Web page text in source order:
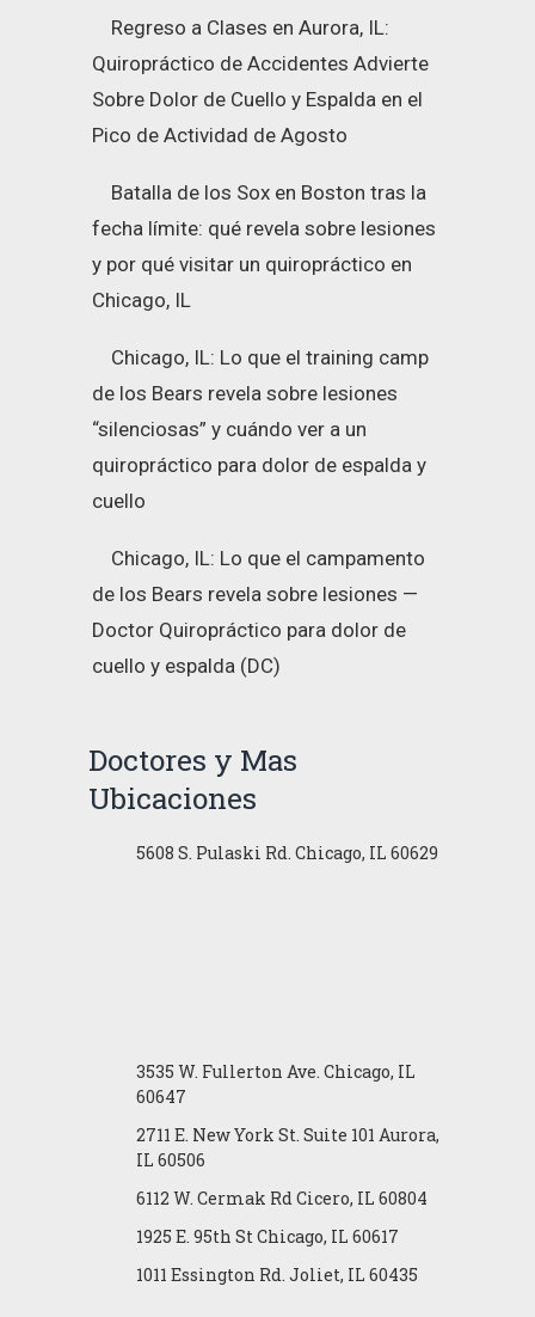
Regreso a Clases en Aurora, IL:
Quiropráctico de Accidentes Advierte
Sobre Dolor de Cuello y Espalda en el
Pico de Actividad de Agosto
Batalla de los Sox en Boston tras la
fecha límite: qué revela sobre lesiones
y por qué visitar un quiropráctico en
Chicago, IL
Chicago, IL: Lo que el training camp
de los Bears revela sobre lesiones
“silenciosas” y cuándo ver a un
quiropráctico para dolor de espalda y
cuello
Chicago, IL: Lo que el campamento
de los Bears revela sobre lesiones —
Doctor Quiropráctico para dolor de
cuello y espalda (DC)
Doctores y Mas
Ubicaciones
5608 S. Pulaski Rd. Chicago, IL 60629
3535 W. Fullerton Ave. Chicago, IL
60647
2711 E. New York St. Suite 101 Aurora,
IL 60506
6112 W. Cermak Rd Cicero, IL 60804
1925 E. 95th St Chicago, IL 60617
1011 Essington Rd. Joliet, IL 60435